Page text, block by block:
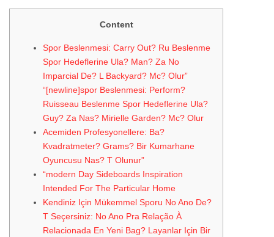
Content
Spor Beslenmesi: Carry Out? Ru Beslenme
Spor Hedeflerine Ula? Man? Za No
Imparcial De? L Backyard? Mc? Olur”
“[newline]spor Beslenmesi: Perform?
Ruisseau Beslenme Spor Hedeflerine Ula?
Guy? Za Nas? Mirielle Garden? Mc? Olur
Acemiden Profesyonellere: Ba?
Kvadratmeter? Grams? Bir Kumarhane
Oyuncusu Nas? T Olunur”
“modern Day Sideboards Inspiration
Intended For The Particular Home
Kendiniz Için Mükemmel Sporu No Ano De?
T Seçersiniz: No Ano Pra Relação À
Relacionada En Yeni Bag? Layanlar Için Bir